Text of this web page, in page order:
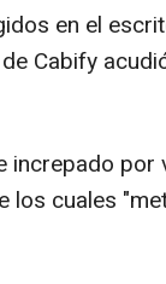
en el
Cabify
increpado
los cuales